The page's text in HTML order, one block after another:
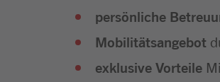
persönliche
Mobilitätsangebot
exklusive Vorteile